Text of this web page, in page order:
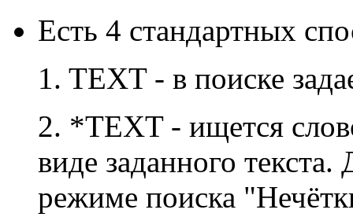
Есть 4 стандартных
1. TEXT - в поиске
2. *TEXT - ищется
виде заданного
режиме поиска